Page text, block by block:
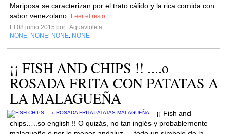
Mariposa se caracterizan por el trato cálido y la rica comida con
sabor venezolano.
Leer el resto
El 08 junio 2015 por Aquavioleta
NONE NONE NONE NONE
¡¡ FISH AND CHIPS !! ....o
ROSADA FRITA CON PATATAS A
LA MALAGUEÑA
¡¡ Fish and
chips…..so english !! O quizás, no tan inglés y probablemente